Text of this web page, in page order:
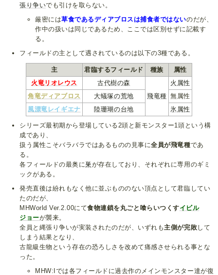
張り争いでも引けを取らない。
厳密には草食であるディアブロスは捕食者ではないのだが、
作中の扱いは同じであるため、ここでは区別せずに記載す
る。
フィールドの主として遇されているのは以下の3種である。
主 君臨するフィールド 種族
属性
火竜リオレウス
古代樹の森
飛竜種
火属性
角竜ディアブロス
大蟻塚の荒地
無属性
風漂竜レイギエナ
陸珊瑚の台地 氷属性
シリーズ最初期から登場している2頭と新モンスター1頭という構
成であり、
扱う属性こそバラバラではあるものの見事に全員が飛竜種であ
る。
各フィールドの最奥に巣が存在しており、それぞれに専用のギミ
ックがある。
発売直後は紛れもなく他に並ぶもののない頂点として君臨してい
たのだが、
MHWorld Ver.2.00にて食物連鎖を丸ごと喰らいつくすイビル
ジョーが襲来。
全員と縄張り争いが実装されたのだが、いずれも 主側が完敗して
しまう結果となり、
古龍級生物という存在の恐ろしさを改めて痛感させられる事とな
った。
MHW:Iでは各フィールドに過去作のメインモンスター達が復